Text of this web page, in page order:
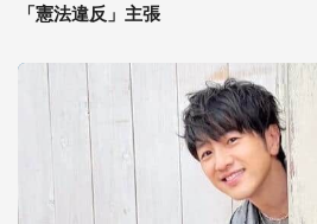
「憲法違反」主張